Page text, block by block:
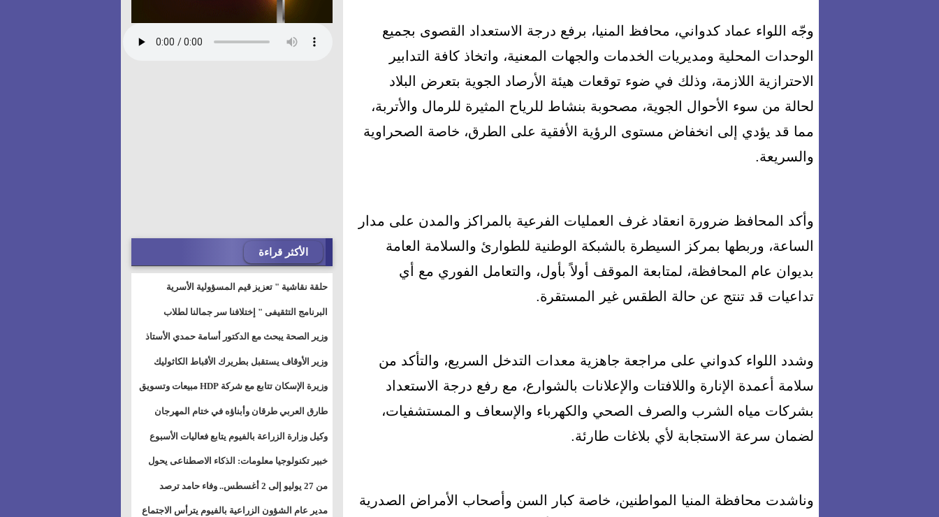
وجّه اللواء عماد كدواني، محافظ المنيا، برفع درجة الاستعداد القصوى بجميع
الوحدات المحلية ومديريات الخدمات والجهات المعنية، واتخاذ كافة التدابير
الاحترازية اللازمة، وذلك في ضوء توقعات هيئة الأرصاد الجوية بتعرض البلاد
لحالة من سوء الأحوال الجوية، مصحوبة بنشاط للرياح المثيرة للرمال والأتربة،
مما قد يؤدي إلى انخفاض مستوى الرؤية الأفقية على الطرق، خاصة الصحراوية
والسريعة.
وأكد المحافظ ضرورة انعقاد غرف العمليات الفرعية بالمراكز والمدن على مدار
الساعة، وربطها بمركز السيطرة بالشبكة الوطنية للطوارئ والسلامة العامة
بديوان عام المحافظة، لمتابعة الموقف أولاً بأول، والتعامل الفوري مع أي
تداعيات قد تنتج عن حالة الطقس غير المستقرة.
وشدد اللواء كدواني على مراجعة جاهزية معدات التدخل السريع، والتأكد من
سلامة أعمدة الإنارة واللافتات والإعلانات بالشوارع، مع رفع درجة الاستعداد
بشركات مياه الشرب والصرف الصحي والكهرباء والإسعاف و المستشفيات،
لضمان سرعة الاستجابة لأي بلاغات طارئة.
وناشدت محافظة المنيا المواطنين، خاصة كبار السن وأصحاب الأمراض الصدرية
الأكثر قراءة
حلقة نقاشية " تعزيز قيم المسؤولية الأسرية
البرنامج التثقيفى " إختلافنا سر جمالنا لطلاب
وطالبات ذوى الهمهم" بمدارس التربية الخاصة
وزير الصحة يبحث مع الدكتور أسامة حمدي الأستاذ
بجامعة هارفارد توسيع برامج التوعية بمرض السكري
وزير الأوقاف يستقبل بطريرك الأقباط الكاثوليك
وزيرة الإسكان تتابع مع شركة HDP مبيعات وتسويق
مشروعات المدن الجديدة
طارق العربي طرقان وأبناؤه في ختام المهرجان
الصيفي للموسيقى والغناء بالمسرح المكشوف
وكيل وزارة الزراعة بالفيوم يتابع فعاليات الأسبوع
خبير تكنولوجيا معلومات: الذكاء الاصطناعى يحول
المستخدم إلى سلعة فى اقتصاد الانتباه
من 27 يوليو إلى 2 أغسطس.. وفاء حامد ترصد
تأثيرات أقوى الاتصالات الفلكية على الأبراج
مدير عام الشؤون الزراعية بالفيوم يترأس الاجتماع